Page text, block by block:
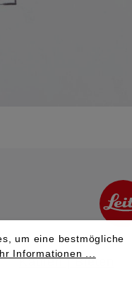
Kaufen | Bieten
um eine bestmögliche
Informationen ...